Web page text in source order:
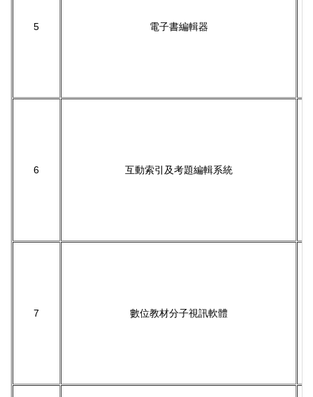
5 電子書編輯器
6 互動索引及考題編輯系統
7 數位教材分子視訊軟體